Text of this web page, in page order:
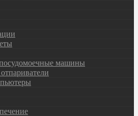
машины